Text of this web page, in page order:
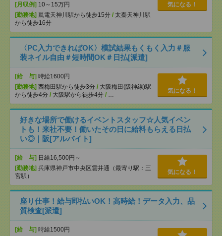
[月収例] 10～15万円
[勤務地] 嵐電天神川駅から徒歩15分 / 太秦天神川駅
から徒歩16分
気になる！
〈PC入力できればOK〉模試結果もくもく入力＃服
装ネイル自由＃短時間OK＃日払[派遣]
[給 与] 時給1600円
[勤務地] 西梅田駅から徒歩3分 / 大阪梅田(阪神線)駅
から徒歩4分 / 大阪駅から徒歩4分 / …
気になる！
好きな場所で働けるイベントスタッフ☆人気イベン
トも！来社不要！働いたその日に給料もらえる日払
い◎｜阪[アルバイト]
[給 与] 日給16,500円～
[勤務地] 兵庫県神戸市中央区雲井通（最寄り駅：三
宮駅）
気になる！
座り仕事！給与即払いOK！高時給！データ入力、品
質検査[派遣]
[給 与] 時給1500円